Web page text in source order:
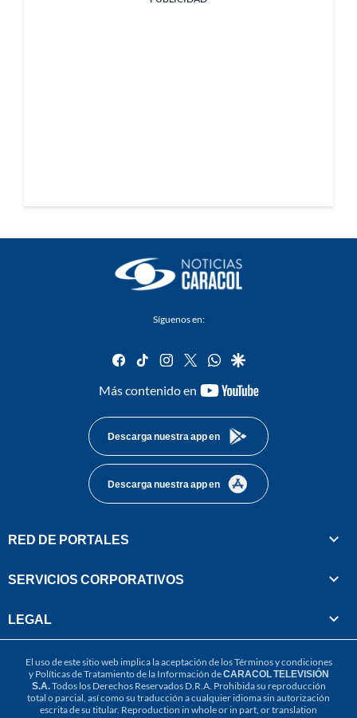
Síguenos en:
facebook
tiktok instagram
twitterwhatsapp
google
Más contenido en
youtube-
Descarga nuestra app en
Descarga nuestra app en
RED DE PORTALES
SERVICIOS CORPORATIVOS
LEGAL
El uso de este sitio web implica la aceptación de losTérminos y condiciones
y Políticas de Tratamiento de la Información deCARACOL TELEVISIÓN
S.A.Todos los Derechos Reservados D.R.A. Prohibida su reproducción
total o parcial, así como su traducción a cualquier idioma sin autorización
escrita de su titular. Reproduction in whole or in part, or translation